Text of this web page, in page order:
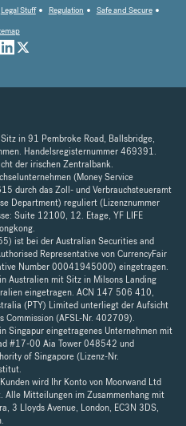
Legal Stuff Regulation
Safe and Secure
in 91 Pembroke Road, Ballsbridge,
Handelsregisternummer 469391.
der irischen Zentralbank.
(Money Service
durch das Zoll- und Verbrauchsteueramt
Department) reguliert (Lizenznummer
Suite 12100, 12. Etage, YF LIFE
ist bei der Australian Securities and
Representative von CurrencyFair
Number 00041945000) eingetragen.
Australien mit Sitz in Milsons Landing
eingetragen. ACN 147 506 410,
(PTY) Limited unterliegt der Aufsicht
Commission (AFSL-Nr. 402709).
Singapur eingetragenes Unternehmen mit
#17-00 Aia Tower 048542 und
of Singapore (Lizenz-Nr.
wird Ihr Konto von Moorwand Ltd
Mitteilungen im Zusammenhang mit
3 Lloyds Avenue, London, EC3N 3DS,